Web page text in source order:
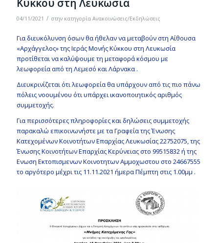
Κύκκου στη Λευκωσία
04/11/2021 / στην κατηγορία Ανακοινώσεις/Εκδηλώσεις
Για διευκόλυνση όσων θα ήθελαν να μεταβούν στη Αίθουσα
«Αρχάγγελος» της Ιεράς Μονής Κύκκου στη Λευκωσία
προτίθεται να καλύψουμε τη μεταφορά κόσμου με
λεωφορεία από τη Λεμεσό και Λάρνακα .
Διευκρινίζεται ότι λεωφορεία θα υπάρχουν από τις πιο πάνω
πόλεις νοουμένου ότι υπάρχει ικανοποιητικός αριθμός
συμμετοχής.
Για περισσότερες πληροφορίες και δηλώσεις συμμετοχής
παρακαλώ επικοινωνήστε με τα Γραφεία της Ένωσης
Κατεχομένων Κοινοτήτων Επαρχίας Λευκωσίας 22752075, της
Ένωσης Κοινοτήτων Επαρχίας Κερύνειας στο 99515832 ή της
Ενωση Εκτοπισμενων Κοινοτητων Αμμοχωστου στο 24667555
το αργότερο μέχρι τις 11.11.2021 ήμερα Πέμπτη στις 1.00μμ .